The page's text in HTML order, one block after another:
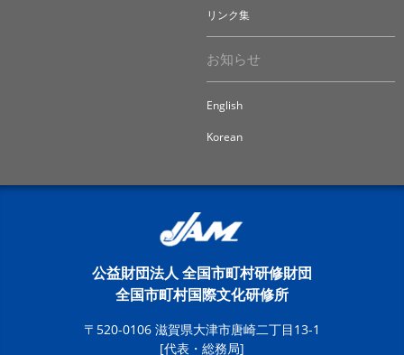
リンク集
お知らせ
English
Korean
公益財団法人 全国市町村研修財団
全国市町村国際文化研修所
〒520-0106 滋賀県大津市唐崎二丁目13-1
[代表・総務局]